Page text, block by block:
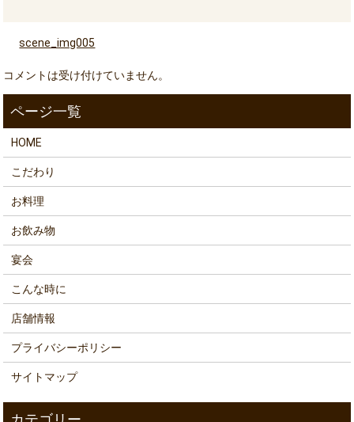
scene_img005
コメントは受け付けていません。
HOME
こだわり
お料理
お飲み物
宴会
こんな時に
店舗情報
プライバシーポリシー
サイトマップ